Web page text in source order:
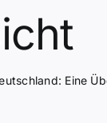
Eine